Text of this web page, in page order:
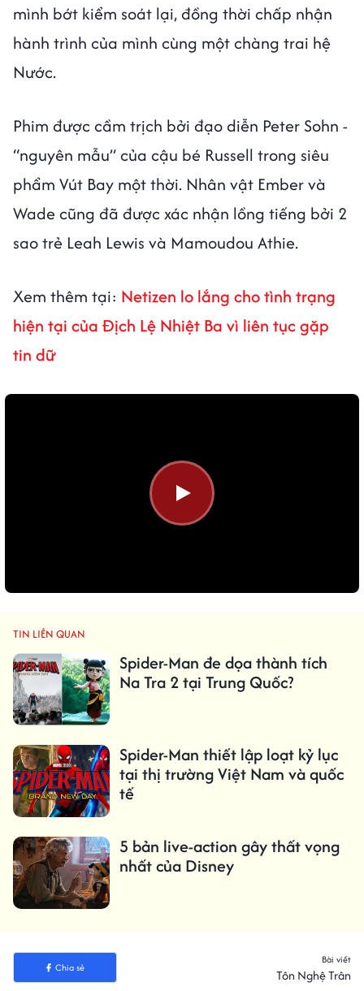
mình bớt kiểm soát lại, đồng thời chấp nhận
hành trình của mình cùng một chàng trai hệ
Nước.
Phim được cầm trịch bởi đạo diễn Peter Sohn -
“nguyên mẫu” của cậu bé Russell trong siêu
phẩm Vút Bay một thời. Nhân vật Ember và
Wade cũng đã được xác nhận lồng tiếng bởi 2
sao trẻ Leah Lewis và Mamoudou Athie.
Xem thêm tại: Netizen lo lắng cho tình trạng
hiện tại của Địch Lệ Nhiệt Ba vì liên tục gặp
tin dữ
TIN LIÊN QUAN
Spider-Man đe dọa thành tích
Na Tra 2 tại Trung Quốc?
Spider-Man thiết lập loạt kỷ lục
tại thị trường Việt Nam và quốc
tế
5 bản live-action gây thất vọng
nhất của Disney
Chia sẻ
Bài viết
Tôn Nghệ Trân